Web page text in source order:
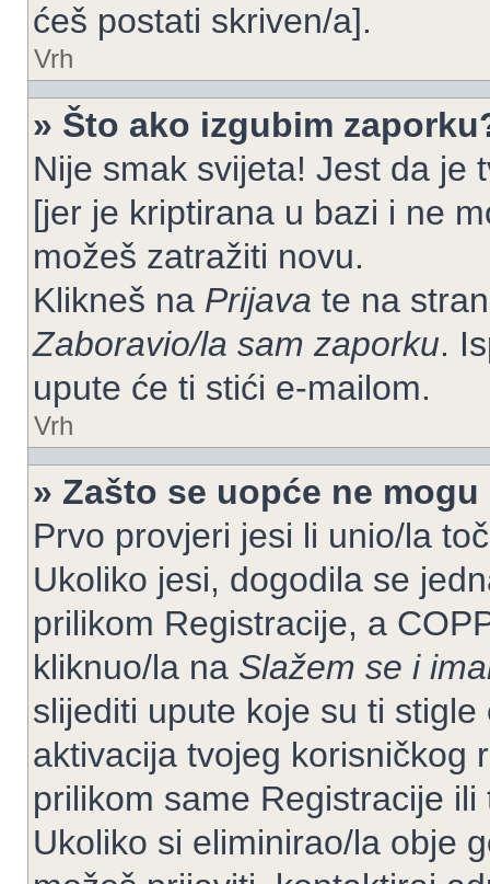
ćeš postati skriven/a].
Vrh
» Što ako izgubim
Nije smak svijeta! Jest da je
[jer je kriptirana u bazi i ne
možeš zatražiti novu.
Klikneš na Prijava te na
Zaboravio/la sam zaporku.
upute će ti stići e-mailom.
Vrh
» Zašto se uopće ne
Prvo provjeri jesi li unio/la
Ukoliko jesi, dogodila se
prilikom Registracije, a
kliknuo/la na Slažem se i
slijediti upute koje su ti
aktivacija tvojeg korisničkog
prilikom same Registracije
Ukoliko si eliminirao/la obje